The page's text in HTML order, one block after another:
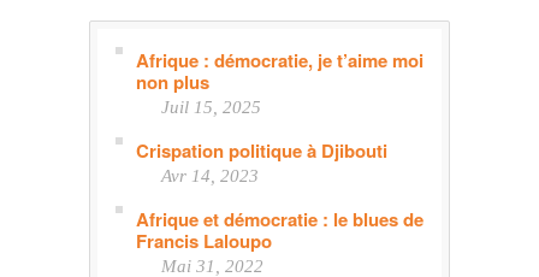
Afrique : démocratie, je t’aime moi
non plus
Juil 15, 2025
Crispation politique à Djibouti
Avr 14, 2023
Afrique et démocratie : le blues de
Francis Laloupo
Mai 31, 2022